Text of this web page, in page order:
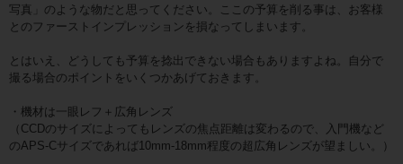
写真」のような物だと思ってください。ここの予算を削る事は、お客様
とのファーストインプレッションを損なってしまいます。
とはいえ、どうしても予算を捻出できない場合もありますよね。自分で
撮る場合のポイントをいくつかあげておきます。
・機材は一眼レフ＋広角レンズ
（CCDのサイズによってもレンズの焦点距離は変わるので、入門機など
のAPS-Cサイズであれば10mm-18mm程度の超広角レンズが望ましい。）